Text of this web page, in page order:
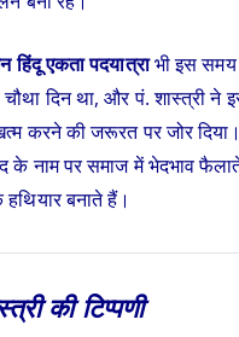
हिंदू एकता पदयात्राभी इस समय
चौथा दिन था, और पं. शास्त्री ने
करने की जरूरत पर जोर
के नाम पर समाज में भेदभाव
बनाते हैं।
की टिप्पणी